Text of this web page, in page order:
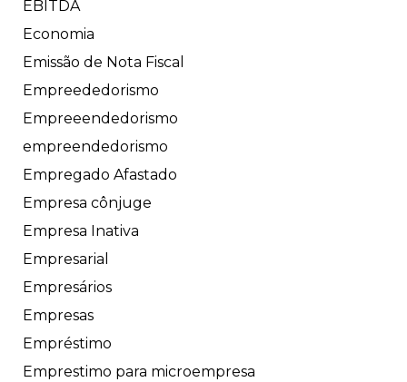
EBITDA
Economia
Emissão de Nota Fiscal
Empreededorismo
Empreeendedorismo
empreendedorismo
Empregado Afastado
Empresa cônjuge
Empresa Inativa
Empresarial
Empresários
Empresas
Empréstimo
Emprestimo para microempresa